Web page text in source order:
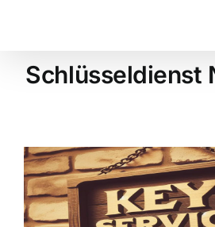
Schlüsseldienst